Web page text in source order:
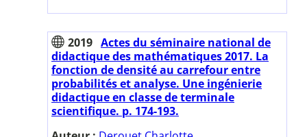
2019 Actes du séminaire national de
didactique des mathématiques 2017. La
fonction de densité au carrefour entre
probabilités et analyse. Une ingénierie
didactique en classe de terminale
scientifique. p. 174-193.